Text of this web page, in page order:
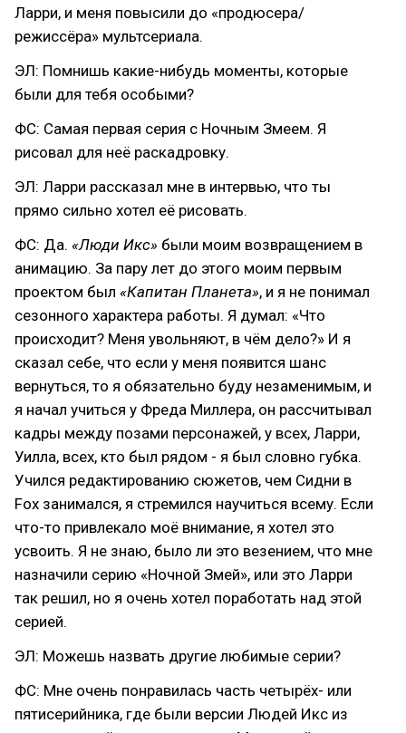
Ларри, и меня повысили до «продюсера/
режиссёра» мультсериала.
ЭЛ: Помнишь какие-нибудь моменты, которые
были для тебя особыми?
ФС: Самая первая серия с Ночным Змеем. Я
рисовал для неё раскадровку.
ЭЛ: Ларри рассказал мне в интервью, что ты
прямо сильно хотел её рисовать.
ФС: Да. «Люди Икс» были моим возвращением в
анимацию. За пару лет до этого моим первым
проектом был «Капитан Планета», и я не понимал
сезонного характера работы. Я думал: «Что
происходит? Меня увольняют, в чём дело?» И я
сказал себе, что если у меня появится шанс
вернуться, то я обязательно буду незаменимым, и
я начал учиться у Фреда Миллера, он рассчитывал
кадры между позами персонажей, у всех, Ларри,
Уилла, всех, кто был рядом - я был словно губка.
Учился редактированию сюжетов, чем Сидни в
Fox занимался, я стремился научиться всему. Если
что-то привлекало моё внимание, я хотел это
усвоить. Я не знаю, было ли это везением, что мне
назначили серию «Ночной Змей», или это Ларри
так решил, но я очень хотел поработать над этой
серией.
ЭЛ: Можешь назвать другие любимые серии?
ФС: Мне очень понравилась часть четырёх- или
пятисерийника, где были версии Людей Икс из